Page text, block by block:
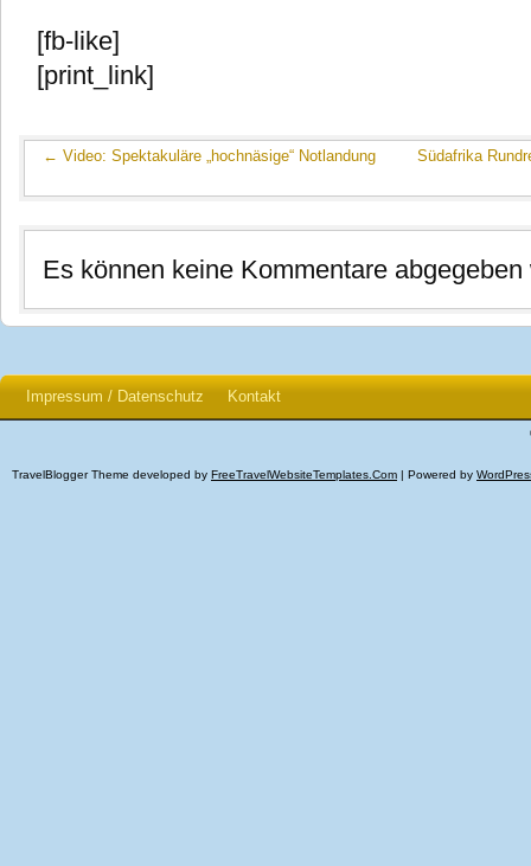
[fb-like]
[print_link]
← Video: Spektakuläre „hochnäsige“ Notlandung Südafrika
Es können keine Kommentare abgegeben
Impressum / Datenschutz Kontakt
TravelBlogger Theme developed by FreeTravelWebsiteTemplates.com | Powered by